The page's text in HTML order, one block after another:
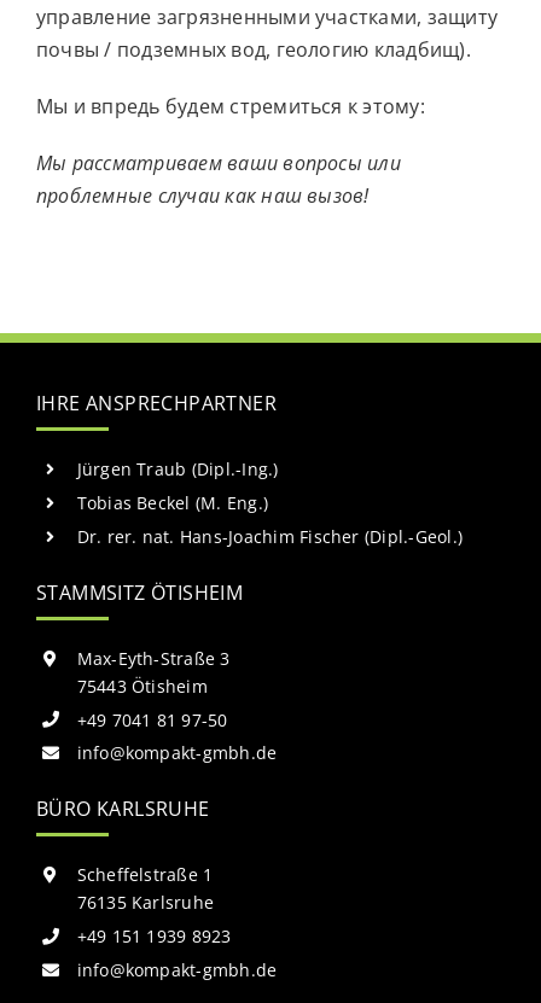
управление загрязненными участками, защиту
почвы / подземных вод, геологию кладбищ).
Мы и впредь будем стремиться к этому:
Мы рассматриваем ваши вопросы или
проблемные случаи как наш вызов!
IHRE ANSPRECHPARTNER
Jürgen Traub (Dipl.-Ing.)
Tobias Beckel (M. Eng.)
Dr. rer. nat. Hans-Joachim Fischer (Dipl.-Geol.)
STAMMSITZ ÖTISHEIM
Max-Eyth-Straße 3
75443 Ötisheim
+49 7041 81 97-50
info@kompakt-gmbh.de
BÜRO KARLSRUHE
Scheffelstraße 1
76135 Karlsruhe
+49 151 1939 8923
info@kompakt-gmbh.de